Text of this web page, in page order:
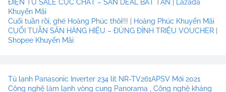
ĐIỆN TỬ SALE CỰC CHẤT – SĂN DEAL BẤT TẬN | Lazada
Khuyến Mãi
Cuối tuần rồi, ghé Hoàng Phúc thôi!!! | Hoàng Phúc Khuyến Mãi
CUỐI TUẦN SĂN HÀNG HIỆU – ĐỦNG ĐỈNH TRIỆU VOUCHER |
Shopee Khuyến Mãi
Tủ lạnh Panasonic Inverter 234 lít NR-TV261APSV Mới 2021
Công nghệ làm lạnh vòng cung Panorama , Công nghệ kháng